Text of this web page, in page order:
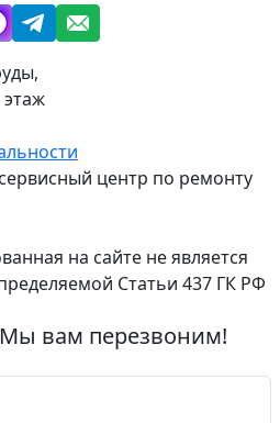
этаж
центр по ремонту
на сайте не является
Статьи 437 ГК РФ
вам перезвоним!